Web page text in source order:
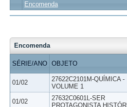
Encomenda
Encomenda
SÉRIE/ANO OBJETO
01/02
27622C2101M-QUÍMICA -
VOLUME 1
01/02
27632C0601L-SER
PROTAGONISTA